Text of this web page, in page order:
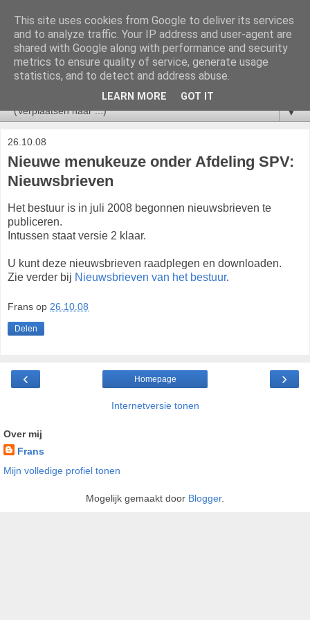
V&VN Actueel
Nieuws voor leden van de V&VN Sociaal Psychiatrisch
Verpleegkundigen.
▼
26.10.08
Nieuwe menukeuze onder Afdeling SPV:
Nieuwsbrieven
Het bestuur is in juli 2008 begonnen nieuwsbrieven te
publiceren.
Intussen staat versie 2 klaar.
U kunt deze nieuwsbrieven raadplegen en downloaden.
Zie verder bij Nieuwsbrieven van het bestuur.
Frans op 26.10.08
Delen
‹ ›
Homepage
Internetversie tonen
Over mij
Frans
Mijn volledige profiel tonen
Mogelijk gemaakt door Blogger.
This site uses cookies from Google to deliver its services
and to analyze traffic. Your IP address and user-agent are
shared with Google along with performance and security
metrics to ensure quality of service, generate usage
statistics, and to detect and address abuse.
LEARN MORE GOT IT